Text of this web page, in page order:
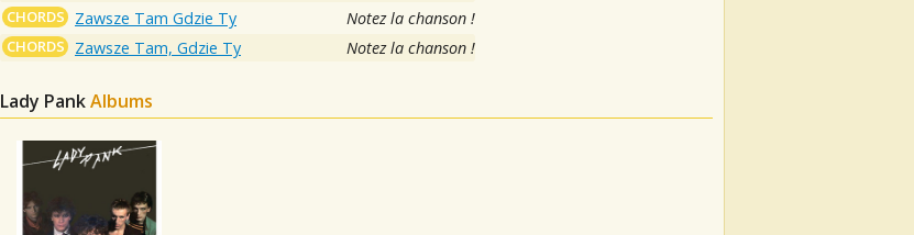
CHORDS Zawsze Tam Gdzie Ty Notez la chanson !
CHORDS Zawsze Tam, Gdzie Ty Notez la chanson !
Lady PankAlbums